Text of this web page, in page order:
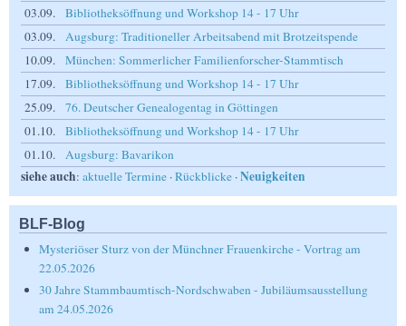
03.09.
Bibliotheksöffnung und Workshop 14 - 17 Uhr
03.09.
Augsburg: Traditioneller Arbeitsabend mit Brotzeitspende
10.09.
München: Sommerlicher Familienforscher-Stammtisch
17.09.
Bibliotheksöffnung und Workshop 14 - 17 Uhr
25.09.
76. Deutscher Genealogentag in Göttingen
01.10.
Bibliotheksöffnung und Workshop 14 - 17 Uhr
01.10.
Augsburg: Bavarikon
siehe auch: aktuelle Termine ·Rückblicke ·Neuigkeiten
BLF-Blog
Mysteriöser Sturz von der Münchner Frauenkirche - Vortrag am
22.05.2026
30 Jahre Stammbaumtisch-Nordschwaben - Jubiläumsausstellung
am 24.05.2026